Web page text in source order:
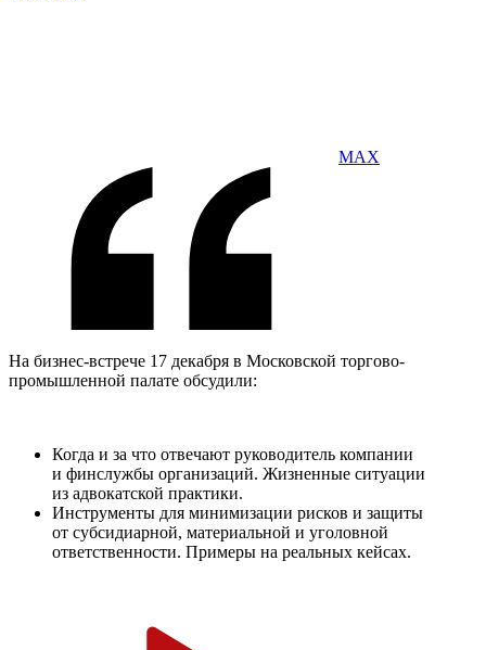
MAX
На бизнес-встрече 17 декабря в Московской торгово-
промышленной палате обсудили:
Когда и за что отвечают руководитель компании
и финслужбы организаций. Жизненные ситуации
из адвокатской практики.
Инструменты для минимизации рисков и защиты
от субсидиарной, материальной и уголовной
ответственности. Примеры на реальных кейсах.